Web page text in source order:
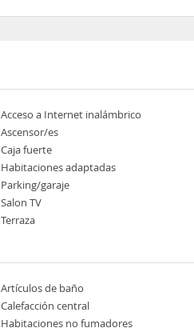
Acceso a Internet inalámbrico
Ascensor/es
Caja fuerte
Habitaciones adaptadas
Parking/garaje
Salon TV
Terraza
Artículos de baño
Calefacción central
Habitaciones no fumadores